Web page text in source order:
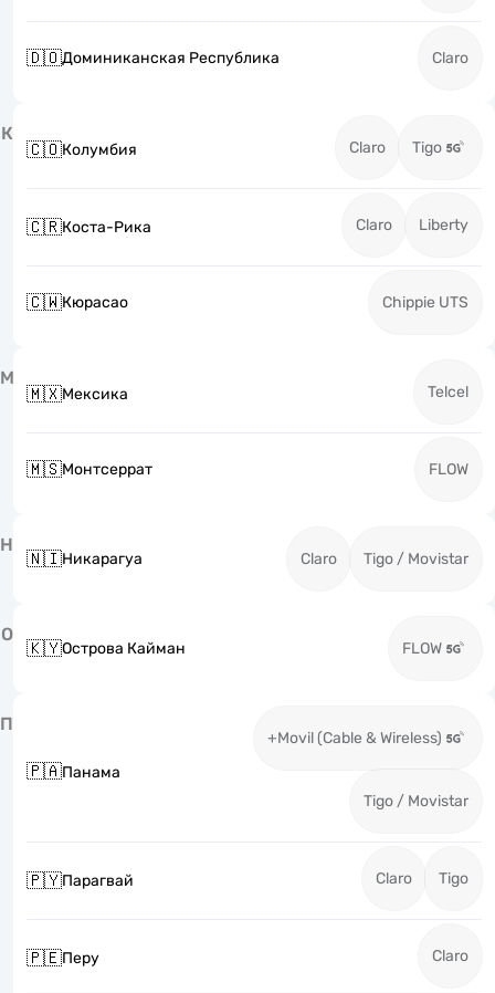
🇩🇴Доминиканская Республика Claro
К
🇨🇴Колумбия Claro Tigo
🇨🇷Коста-Рика Claro Liberty
🇨🇼Кюрасао Chippie UTS
М
🇲🇽Мексика Telcel
🇲🇸Монтсеррат FLOW
Н
🇳🇮Никарагуа Claro Tigo / Movistar
О
🇰🇾Острова Кайман FLOW
П
🇵🇦Панама
+Movil (Cable & Wireless)
Tigo / Movistar
🇵🇾Парагвай Claro Tigo
🇵🇪Перу Claro